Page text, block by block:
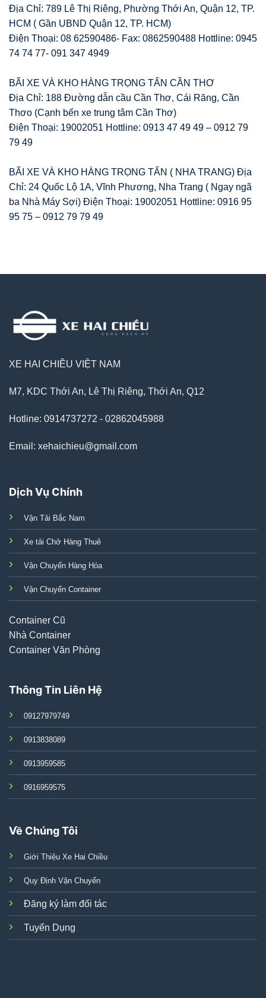
Địa Chỉ: 789 Lê Thị Riêng, Phường Thới An, Quận 12, TP.
HCM ( Gần UBND Quận 12, TP. HCM)
Điện Thoại: 08 62590486- Fax: 0862590488 Hottline: 0945
74 74 77- 091 347 4949
BÃI XE VÀ KHO HÀNG TRỌNG TẤN CẦN THƠ
Địa Chỉ: 188 Đường dẫn cầu Cần Thơ, Cái Răng, Cần
Thơo (Cạnh bến xe trung tâm Cần Thơ)
Điện Thoại: 19002051 Hottline: 0913 47 49 49 – 0912 79
79 49
BÃI XE VÀ KHO HÀNG TRỌNG TẤN ( NHA TRANG) Địa
Chỉ: 24 Quốc Lộ 1A, Vĩnh Phương, Nha Trang ( Ngay ngã
ba Nhà Máy Sợi) Điện Thoại: 19002051 Hottline: 0916 95
95 75 – 0912 79 79 49
XE HAI CHIỀU VIỆT NAM
M7, KDC Thới An, Lê Thị Riêng, Thới An, Q12
Hotline: 0914737272 - 02862045988
Email: xehaichieu@gmail.com
Dịch Vụ Chính
Vận Tải Bắc Nam
Xe tải Chở Hàng Thuê
Vận Chuyển Hàng Hóa
Vận Chuyển Container
Container Cũ
Nhà Container
Container Văn Phòng
Thông Tin Liên Hệ
09127979749
0913838089
0913959585
0916959575
Về Chúng Tôi
Giới Thiệu Xe Hai Chiều
Quy Định Vận Chuyển
Đăng ký làm đối tác
Tuyển Dụng